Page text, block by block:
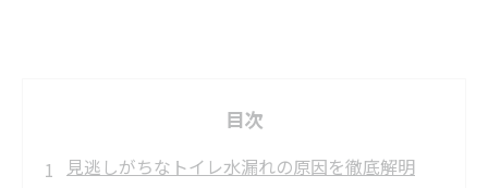
目次
見逃しがちなトイレ水漏れの原因を徹底解明